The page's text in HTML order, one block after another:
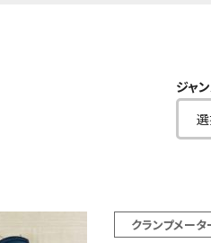
ジャ
クランプメータ